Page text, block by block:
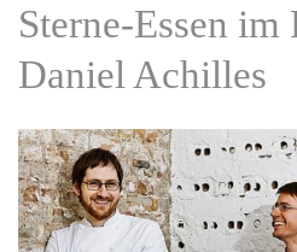
Sterne-Essen
Daniel Achilles